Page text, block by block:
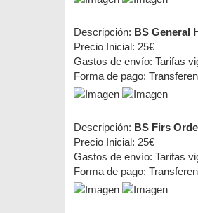
Descripción: BS General
Precio Inicial: 25€
Gastos de envío: Tarifas
Forma de pago:
Descripción: BS Firs
Precio Inicial: 25€
Gastos de envío: Tarifas
Forma de pago: